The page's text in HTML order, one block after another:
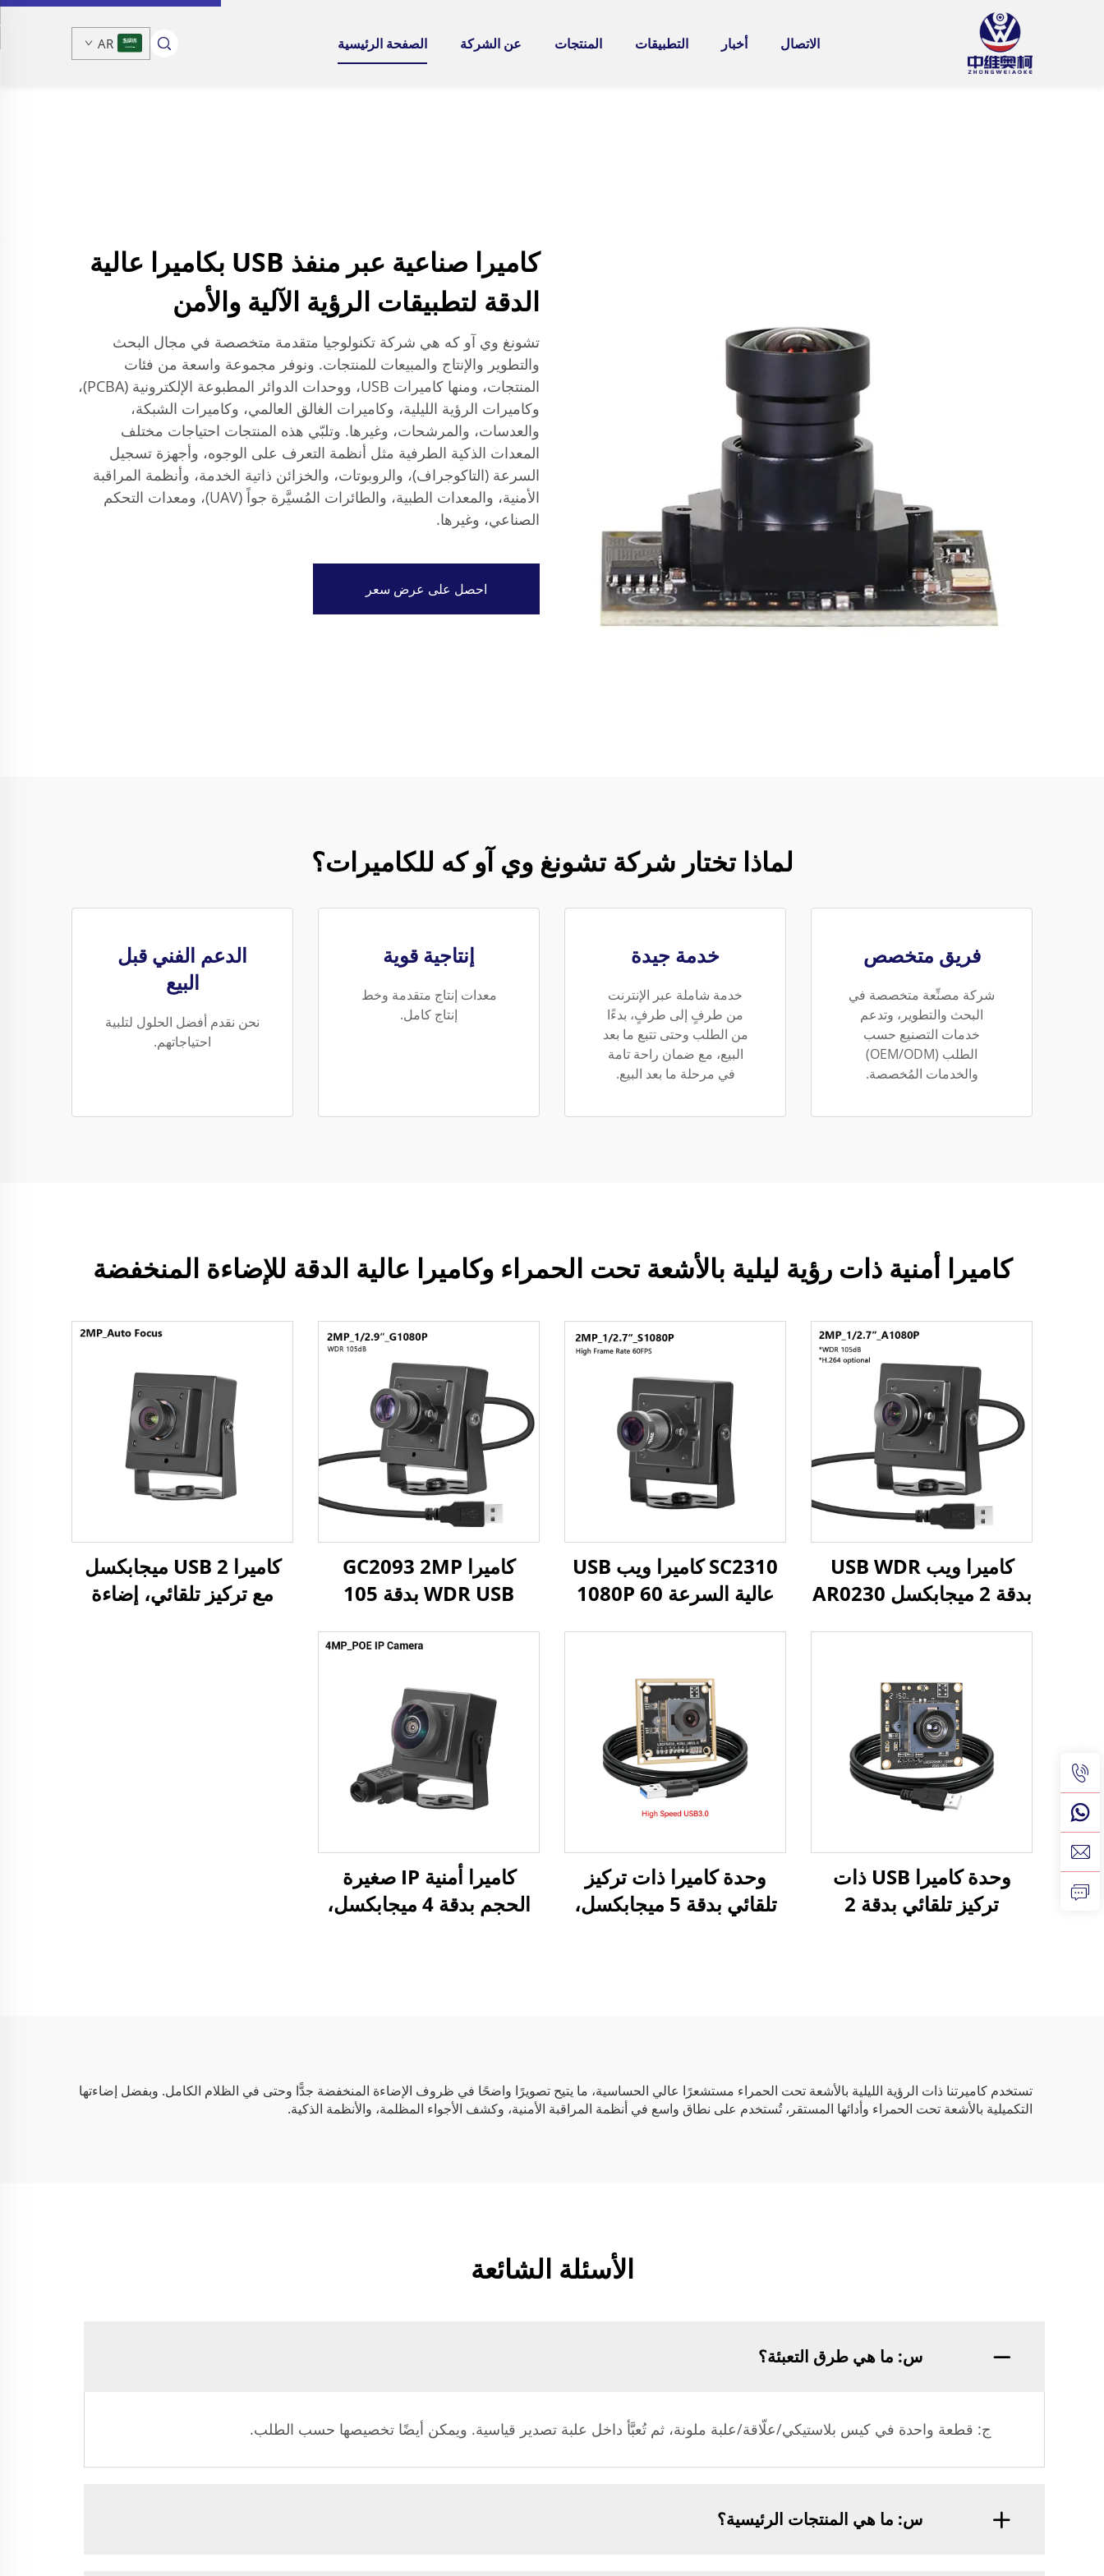
الصفحة الرئيسية عن الشركة المنتجات التطبيقات أخبار الاتصال AR
كاميرا صناعية عبر منفذ USB بكاميرا عالية
الدقة لتطبيقات الرؤية الآلية والأمن
تشونغ وي آو كه هي شركة تكنولوجيا متقدمة متخصصة في مجال البحث
والتطوير والإنتاج والمبيعات للمنتجات. ونوفر مجموعة واسعة من فئات
المنتجات، ومنها كاميرات USB، ووحدات الدوائر المطبوعة الإلكترونية (PCBA)،
وكاميرات الرؤية الليلية، وكاميرات الغالق العالمي، وكاميرات الشبكة،
والعدسات، والمرشحات، وغيرها. وتلبّي هذه المنتجات احتياجات مختلف
المعدات الذكية الطرفية مثل أنظمة التعرف على الوجوه، وأجهزة تسجيل
السرعة (التاكوجراف)، والروبوتات، والخزائن ذاتية الخدمة، وأنظمة المراقبة
الأمنية، والمعدات الطبية، والطائرات المُسيَّرة جواً (UAV)، ومعدات التحكم
الصناعي، وغيرها.
احصل على عرض سعر
لماذا تختار شركة تشونغ وي آو كه للكاميرات؟
فريق متخصص
شركة مصنِّعة متخصصة في
البحث والتطوير، وتدعم
خدمات التصنيع حسب
الطلب (OEM/ODM)
والخدمات المُخصصة.
خدمة جيدة
خدمة شاملة عبر الإنترنت
من طرفٍ إلى طرفٍ، بدءًا
من الطلب وحتى تتبع ما بعد
البيع، مع ضمان راحة تامة
في مرحلة ما بعد البيع.
إنتاجية قوية
معدات إنتاج متقدمة وخط
إنتاج كامل.
الدعم الفني قبل
البيع
نحن نقدم أفضل الحلول لتلبية
احتياجاتهم.
كاميرا أمنية ذات رؤية ليلية بالأشعة تحت الحمراء وكاميرا عالية الدقة للإضاءة المنخفضة
كاميرا ويب USB WDR
بدقة 2 ميجابكسل AR0230
سرعة عالية 30 إطارًا في
الثانية، مناسبة للطائرات
المُسيرة والمركبات
SC2310 كاميرا ويب USB
عالية السرعة 1080P 60
كاميرا صغيرة قابلة للتوصيل
والتشغيل فوراً
كاميرا GC2093 2MP
WDR USB بدقة 105
1/2.9 بوصة، UVC توصي
لينكس، وRaspberry Pi
كاميرا USB 2 ميجابكسل
مع تركيز تلقائي، إضاءة
وحدة كاميرا USB ذات
تركيز تلقائي بدقة 2
بدون حاجة لبرامج تشغيل
وحدة كاميرا ذات تركيز
تلقائي بدقة 5 ميجابكسل،
كاميرا أمنية IP صغيرة
الحجم بدقة 4 ميجابكسل،
تستخدم كاميرتنا ذات الرؤية الليلية بالأشعة تحت الحمراء مستشعرًا عالي الحساسية، ما يتيح تصويرًا واضحًا في ظروف الإضاءة المنخفضة جدًّا وحتى في الظلام الكامل. وبفضل إضاءتها
التكميلية بالأشعة تحت الحمراء وأدائها المستقر، تُستخدم على نطاق واسع في أنظمة المراقبة الأمنية، وكشف الأجواء المظلمة، والأنظمة الذكية.
الأسئلة الشائعة
س: ما هي طرق التعبئة؟
ج: قطعة واحدة في كيس بلاستيكي/علّاقة/علبة ملونة، ثم تُعبَّأ داخل علبة تصدير قياسية. ويمكن أيضًا تخصيصها حسب الطلب.
س: ما هي المنتجات الرئيسية؟